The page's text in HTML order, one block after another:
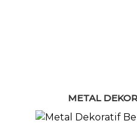
METAL